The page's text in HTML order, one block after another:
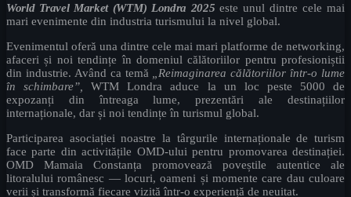
World Travel Market (WTM) Londra 2025 este unul dintre cele mai
mari evenimente din industria turismului la nivel global.
Evenimentul oferă una dintre cele mai mari platforme de networking,
afaceri și noi tendințe în domeniul călătoriilor pentru profesioniștii
din industrie. Având ca temă
„Reimaginarea călătoriilor într-o lume
în schimbare”,
WTM Londra aduce la un loc peste 5000 de
expozanți din întreaga lume, prezentări ale destinațiilor
internaționale, dar și noi tendințe în turismul global.
Participarea asociației noastre la târgurile internaționale de turism
face parte din activitățile OMD-ului pentru promovarea destinației.
OMD Mamaia Constanța promovează poveștile autentice ale
litoralului românesc — locuri, oameni și momente care dau culoare
verii și transformă fiecare vizită într-o experiență de neuitat.